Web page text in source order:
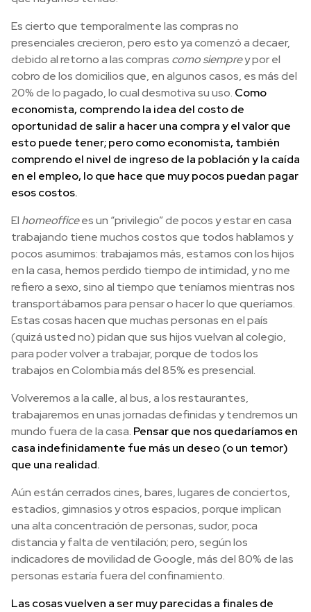
Es cierto que temporalmente las compras no
presenciales crecieron, pero esto ya comenzó a decaer,
debido al retorno a las compras como siemprey por el
cobro de los domicilios que, en algunos casos, es más del
20% de lo pagado, lo cual desmotiva su uso. Como
economista, comprendo la idea del costo de
oportunidad de salir a hacer una compra y el valor que
esto puede tener; pero como economista, también
comprendo el nivel de ingreso de la población y la caída
en el empleo, lo que hace que muy pocos puedan pagar
esos costos.
El homeofficees un “privilegio” de pocos y estar en casa
trabajando tiene muchos costos que todos hablamos y
pocos asumimos: trabajamos más, estamos con los hijos
en la casa, hemos perdido tiempo de intimidad, y no me
refiero a sexo, sino al tiempo que teníamos mientras nos
transportábamos para pensar o hacer lo que queríamos.
Estas cosas hacen que muchas personas en el país
(quizá usted no) pidan que sus hijos vuelvan al colegio,
para poder volver a trabajar, porque de todos los
trabajos en Colombia más del 85% es presencial.
Volveremos a la calle, al bus, a los restaurantes,
trabajaremos en unas jornadas definidas y tendremos un
mundo fuera de la casa. Pensar que nos quedaríamos en
casa indefinidamente fue más un deseo (o un temor)
que una realidad.
Aún están cerrados cines, bares, lugares de conciertos,
estadios, gimnasios y otros espacios, porque implican
una alta concentración de personas, sudor, poca
distancia y falta de ventilación; pero, según los
indicadores de movilidad de Google, más del 80% de las
personas estaría fuera del confinamiento.
Las cosas vuelven a ser muy parecidas a finales de